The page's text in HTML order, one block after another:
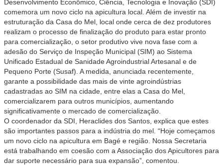
Desenvolvimento Econômico, Ciência, Tecnologia e Inovação (SDI)
comemora um novo ciclo na apicultura local. Além de investir na
estruturação da Casa do Mel, local onde cerca de dez produtores
realizam o processo de finalização do produto para estar pronto
para comercialização, o setor produtivo vive nova fase com a
adesão do Serviço de Inspeção Municipal (SIM) ao Sistema
Unificado Estadual de Sanidade Agroindustrial Artesanal e de
Pequeno Porte (Susaf). A medida, anunciada recentemente,
garante a possibilidade das mais de vinte agroindústrias
cadastradas ao SIM na cidade, entre elas a Casa do Mel,
comercializarem para outros municípios, aumentando
significativamente o mercado de comercialização.
O coordenador da SDI, Heraclides dos Santos, explica que estes
são importantes passos para a indústria do mel. “Hoje começamos
um novo ciclo na apicultura em Bagé e região. Nossa Secretaria
está trabalhando em coesão com a Associação dos Apicultores para
dar suporte necessário para sua expansão”, comentou.